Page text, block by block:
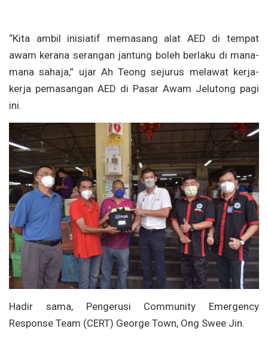
“Kita ambil inisiatif memasang alat AED di tempat
awam kerana serangan jantung boleh berlaku di mana-
mana sahaja,” ujar Ah Teong sejurus melawat kerja-
kerja pemasangan AED di Pasar Awam Jelutong pagi
ini.
Hadir sama, Pengerusi Community Emergency
Response Team (CERT) George Town, Ong Swee Jin.